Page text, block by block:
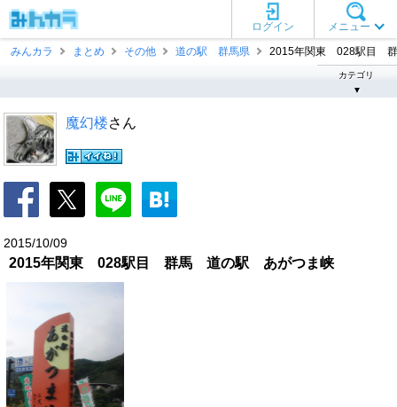
メニュー
ログイン
みんカラ
まとめ その他 道の駅 群馬県 2015年関東 028駅目
カテゴリ
▼
魔幻楼さん
2015/10/09
2015年関東 028駅目 群馬 道の駅 あがつま峡